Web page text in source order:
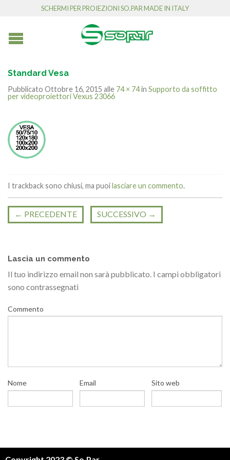
SCHERMI PER PROIEZIONI SO.PAR MADE IN ITALY
Standard Vesa
Pubblicato Ottobre 16, 2015 alle 74 × 74in Supporto da soffitto
per videoproiettori Vexus 23066
I trackback sono chiusi, ma puoilasciare un commento.
← PRECEDENTE SUCCESSIVO →
Lascia un commento
Il tuo indirizzo email non sarà pubblicato. I campi obbligatori
sono contrassegnati
Commento
Nome Email Sito web